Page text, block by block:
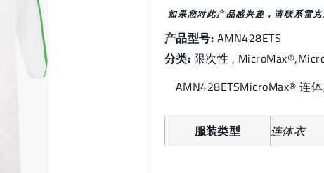
如果您对此产品感兴趣，请联系雷
产品型号: AMN428ETS
分类: 限次性 , MicroMax®,
AMN428ETSMicroMax® 连
服装类型 连体衣